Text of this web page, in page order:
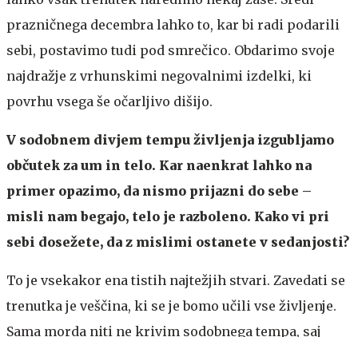
prazničnega decembra lahko to, kar bi radi podarili
sebi, postavimo tudi pod smrečico. Obdarimo svoje
najdražje z vrhunskimi negovalnimi izdelki, ki
povrhu vsega še očarljivo dišijo.
V sodobnem divjem tempu življenja izgubljamo
občutek za um in telo. Kar naenkrat lahko na
primer opazimo, da nismo prijazni do sebe –
misli nam begajo, telo je razboleno. Kako vi pri
sebi dosežete, da z mislimi ostanete v sedanjosti?
To je vsekakor ena tistih najtežjih stvari. Zavedati se
trenutka je veščina, ki se je bomo učili vse življenje.
Sama morda niti ne krivim sodobnega tempa, saj